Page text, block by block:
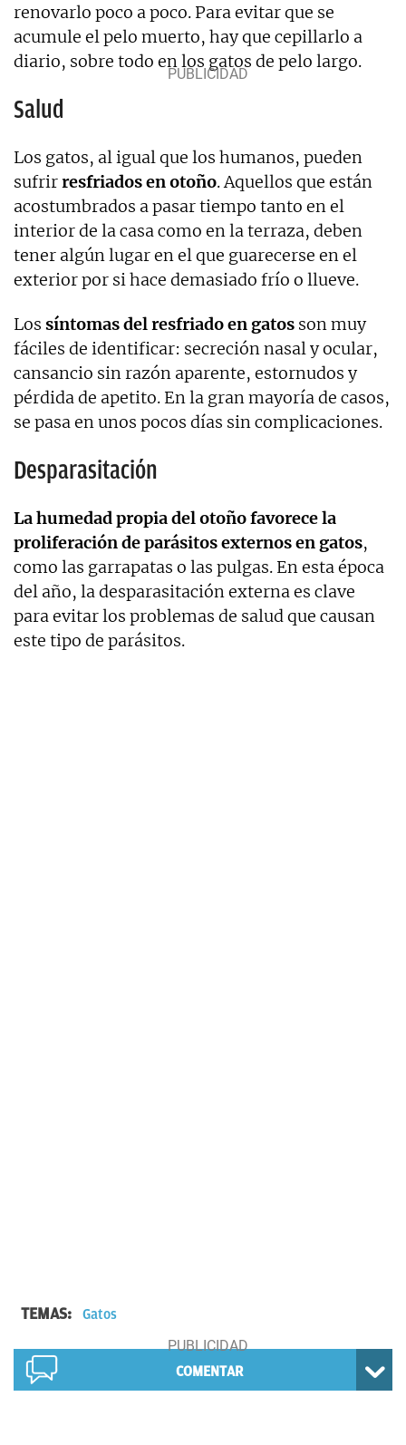
renovarlo poco a poco. Para evitar que se
acumule el pelo muerto, hay que cepillarlo a
diario, sobre todo en los gatos de pelo largo.
Salud
Los gatos, al igual que los humanos, pueden
sufrirresfriados en otoño. Aquellos que están
acostumbrados a pasar tiempo tanto en el
interior de la casa como en la terraza, deben
tener algún lugar en el que guarecerse en el
exterior por si hace demasiado frío o llueve.
Los síntomas del resfriado en gatos son muy
fáciles de identificar: secreción nasal y ocular,
cansancio sin razón aparente, estornudos y
pérdida de apetito. En la gran mayoría de casos,
se pasa en unos pocos días sin complicaciones.
Desparasitación
La humedad propia del otoño favorece la
proliferación de parásitos externos en gatos,
como las garrapatas o las pulgas. En esta época
del año, la desparasitación externa es clave
para evitar los problemas de salud que causan
este tipo de parásitos.
TEMAS: Gatos
COMENTAR